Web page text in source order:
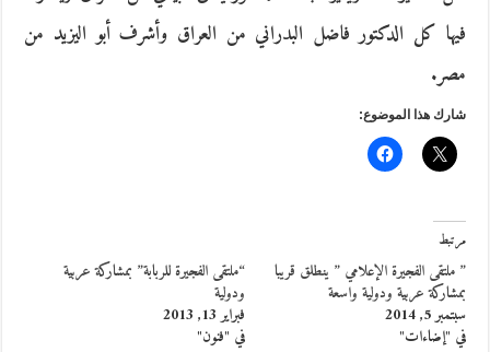
فيها كل الدكتور فاضل البدراني من العراق وأشرف أبو اليزيد من
مصر.
شارك هذا الموضوع:
مرتبط
” ملتقى الفجيرة الإعلامي ” ينطلق قريبا
بمشاركة عربية ودولية واسعة
سبتمبر 5, 2014
في "إضاءات"
“ملتقى الفجيرة للربابة” بمشاركة عربية
ودولية
فبراير 13, 2013
في "فنون"